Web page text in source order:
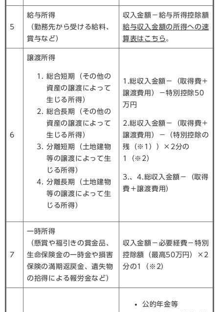
5
給与所得
（勤務先から受ける給料、
賞与など）
収入金額－給与所得控除額
給与収入金額の所得への速
算表はこちら。
6
譲渡所得
総合短期（その他の
資産の譲渡によって
生じる所得）
総合長期（その他の
資産の譲渡によって
生じる所得）
分離短期（土地建物
等の譲渡によって生
じる所得）
分離長期（土地建物
等の譲渡によって生
じる所得）
1.総収入金額－（取得費＋
譲渡費用）－特別控除50
万円
2.総収入金額－（取得費＋
譲渡費用）－（特別控除の
残（※1））×2分の
1（※2）
3.、4.総収入金額－（取得
費＋譲渡費用）
7
一時所得
（懸賞や福引きの賞金品、
生命保険金の一時金や損害
保険の満期返戻金、遺失物
の拾得による報労金など）
収入金額－必要経費－特別
控除額（最高50万円）×2
分の1（※2）
公的年金等